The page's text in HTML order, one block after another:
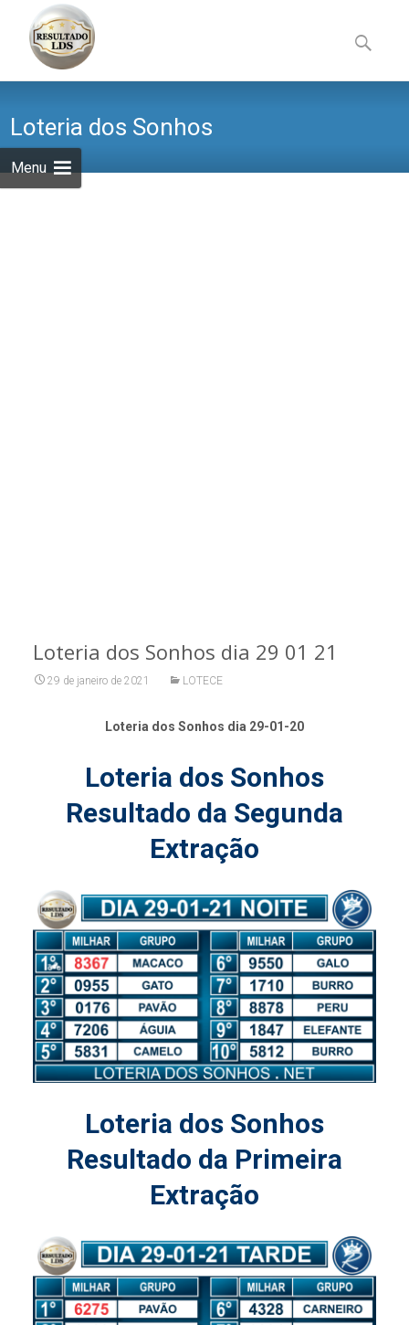
Menu
to
content
por:
Loteria dos Sonhos
Loteria dos Sonhos dia 29 01 21
29 de janeiro de 2021 LOTECE
Loteria dos Sonhos dia 29-01-20
Loteria dos Sonhos
Resultado da Segunda
Extração
Loteria dos Sonhos
Resultado da Primeira
Extração